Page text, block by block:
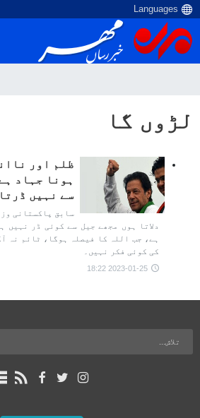
لڑوں گا
ظلم اور
ہونا جہاد
سے نہیں
سابق پاکستانی
دلاتا ہوں مجھے جیل سے کوئی ڈر نہیں
ہے، جب اللہ کا فیصلہ ہوگا، ٹائم نہ
کی کوئی فکر نہیں۔
2023-01-25 18:22